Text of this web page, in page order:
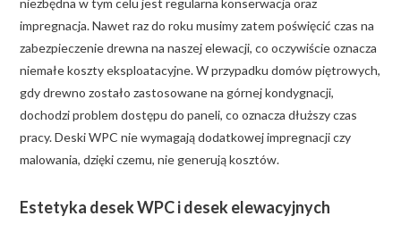
impregnacja. Nawet raz do roku musimy zatem poświęcić czas na
zabezpieczenie drewna na naszej elewacji, co oczywiście oznacza
niemałe koszty eksploatacyjne. W przypadku domów piętrowych,
gdy drewno zostało zastosowane na górnej kondygnacji,
dochodzi problem dostępu do paneli, co oznacza dłuższy czas
pracy. Deski WPC nie wymagają dodatkowej impregnacji czy
malowania, dzięki czemu, nie generują kosztów.
Estetyka desek WPC i desek elewacyjnych